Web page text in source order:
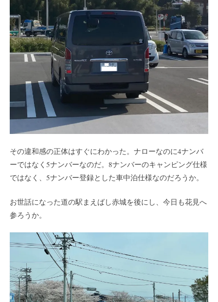
その違和感の正体はすぐにわかった。ナローなのに4ナンバ
ーではなく5ナンバーなのだ。8ナンバーのキャンピング仕様
ではなく、5ナンバー登録とした車中泊仕様なのだろうか。
お世話になった道の駅まえばし赤城を後にし、今日も花見へ
参ろうか。